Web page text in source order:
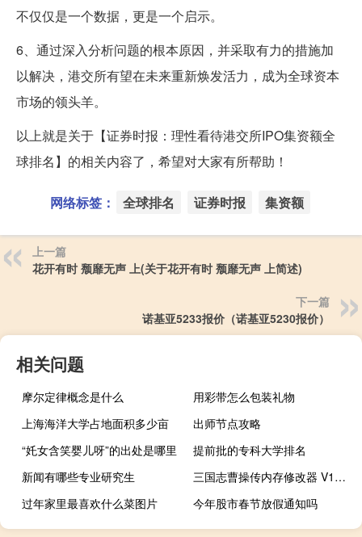
不仅仅是一个数据，更是一个启示。
6、通过深入分析问题的根本原因，并采取有力的措施加
以解决，港交所有望在未来重新焕发活力，成为全球资本
市场的领头羊。
以上就是关于【证券时报：理性看待港交所IPO集资额全
球排名】的相关内容了，希望对大家有所帮助！
网络标签： 全球排名 证券时报 集资额
上一篇
花开有时 颓靡无声 上(关于花开有时 颓靡无声 上简述)
下一篇
诺基亚5233报价（诺基亚5230报价）
相关问题
摩尔定律概念是什么
用彩带怎么包装礼物
上海海洋大学占地面积多少亩
出师节点攻略
“奼女含笑婴儿呀”的出处是哪里
提前批的专科大学排名
新闻有哪些专业研究生
三国志曹操传内存修改器 V10.2.12 绿色免费版（三国志曹操传内存修改器 V10.2.12 绿色免费版功能简介）
过年家里最喜欢什么菜图片
今年股市春节放假通知吗